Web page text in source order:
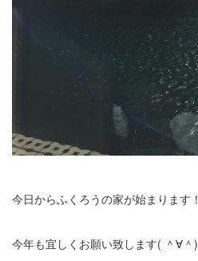
今日からふくろうの家が始まります！
今年も宜しくお願い致します( ＾∀＾)